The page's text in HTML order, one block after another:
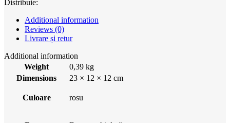
Distribuie:
Additional information
Reviews (0)
Livrare și retur
Additional information
Weight
0,39 kg
Dimensions
23 × 12 × 12 cm
Culoare rosu